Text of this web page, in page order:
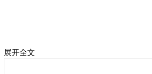
展开全文